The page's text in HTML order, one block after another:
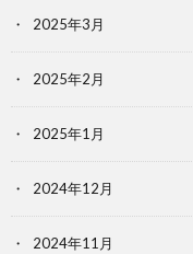
2025年3月
2025年2月
2025年1月
2024年12月
2024年11月